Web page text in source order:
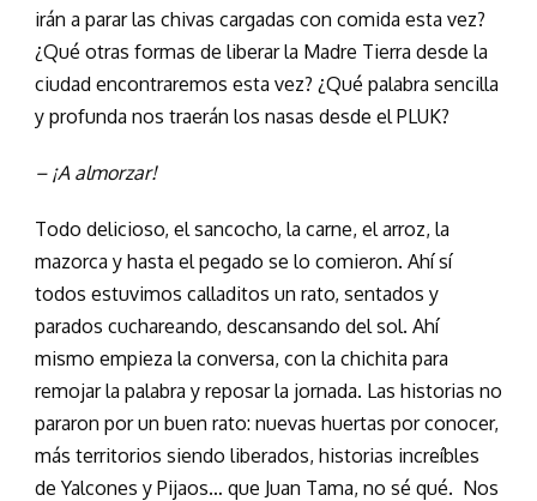
irán a parar las chivas cargadas con comida esta vez?
¿Qué otras formas de liberar la Madre Tierra desde la
ciudad encontraremos esta vez? ¿Qué palabra sencilla
y profunda nos traerán los nasas desde el PLUK?
– ¡A almorzar!
Todo delicioso, el sancocho, la carne, el arroz, la
mazorca y hasta el pegado se lo comieron. Ahí sí
todos estuvimos calladitos un rato, sentados y
parados cuchareando, descansando del sol. Ahí
mismo empieza la conversa, con la chichita para
remojar la palabra y reposar la jornada. Las historias no
pararon por un buen rato: nuevas huertas por conocer,
más territorios siendo liberados, historias increíbles
de Yalcones y Pijaos… que Juan Tama, no sé qué. Nos